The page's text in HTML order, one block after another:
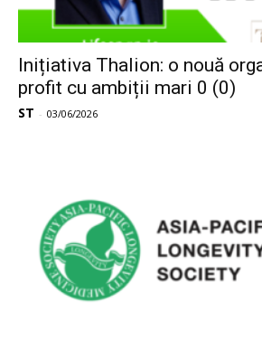
Inițiativa Thalion: o nouă
profit cu ambiții mari 0 (0)
ST - 03/06/2026